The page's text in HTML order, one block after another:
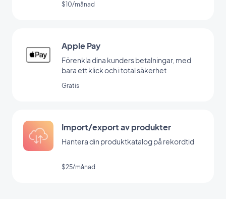
$10/månad
Apple Pay
Förenkla dina kunders betalningar, med
bara ett klick och i total säkerhet
Gratis
Import/export av produkter
Hantera din produktkatalog på rekordtid
$25/månad